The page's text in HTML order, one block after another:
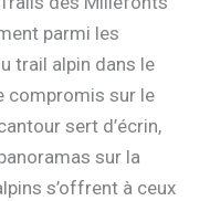
parmi les
trail alpin dans le
compromis sur le
sert d’écrin,
sur la
s’offrent à ceux